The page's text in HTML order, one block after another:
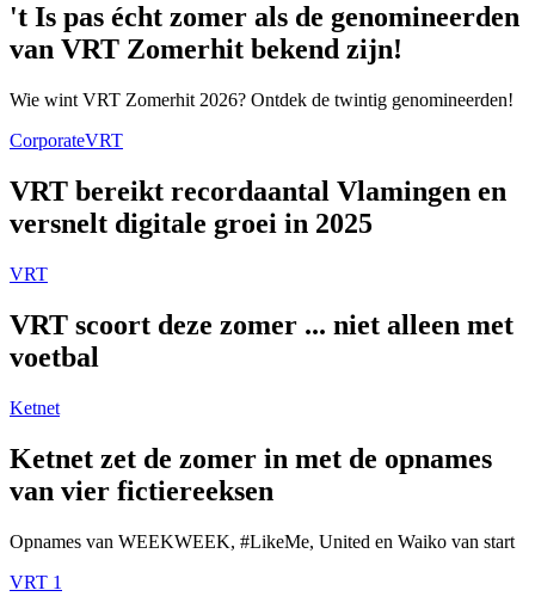
't Is pas écht zomer als de genomineerden
van VRT Zomerhit bekend zijn!
Wie wint VRT Zomerhit 2026? Ontdek de twintig genomineerden!
CorporateVRT
VRT bereikt recordaantal Vlamingen en
versnelt digitale groei in 2025
VRT
VRT scoort deze zomer ... niet alleen met
voetbal
Ketnet
Ketnet zet de zomer in met de opnames
van vier fictiereeksen
Opnames van WEEKWEEK, #LikeMe, United en Waiko van start
VRT 1